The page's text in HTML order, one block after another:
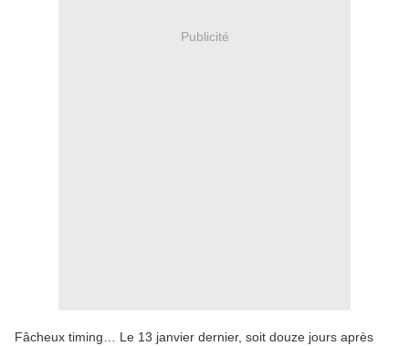
Publicité
Fâcheux timing… Le 13 janvier dernier, soit douze jours après